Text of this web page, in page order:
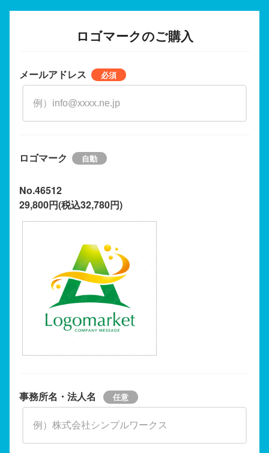
ロゴマークのご購入
メールアドレス
ロゴマーク
No.46512
29,800円(税込32,780円)
事務所名・法人名